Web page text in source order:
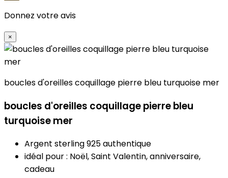
Donnez votre avis
×
boucles d'oreilles coquillage pierre bleu turquoise mer
boucles d'oreilles coquillage pierre bleu
turquoise mer
Argent sterling 925 authentique
idéal pour : Noël, Saint Valentin, anniversaire,
cadeau